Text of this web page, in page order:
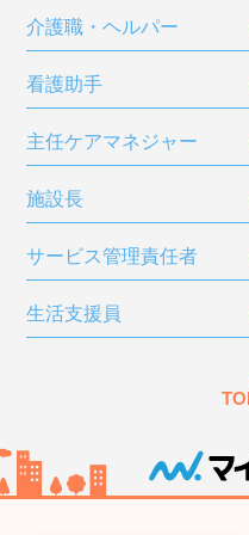
介護職・ヘルパー
看護助手
主任ケアマネジャー
施設長
サービス管理責任者
生活支援員